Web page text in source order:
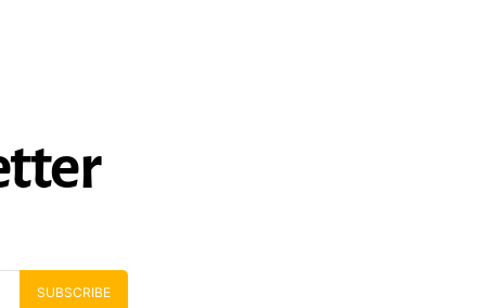
SUBSCRIBE